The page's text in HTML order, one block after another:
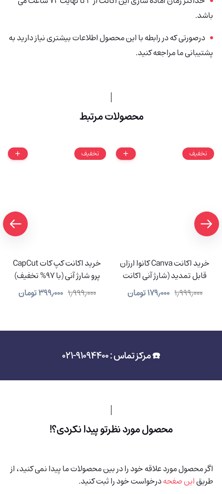
باشد.
درصورتی که در رابطه با این محصول اطلاعات بیشتری نیاز دارید به
پشتیبانی ما مراجعه کنید.
محصولات مرتبط
تخفیف
خرید اکانت Canva کانوا ارزان
قابل تمدید (شارژ آنی اکانت
شما) ۱٫۹۹۹٫۰۰۰ ۱۷۹٫۰۰۰تومان
تخفیف
خرید اکانت کپ کات CapCut
پرو شارژ آنی (با 97% تخفیف)
۱٫۹۹۹٫۰۰۰ ۳۹۹٫۰۰۰تومان
☎️ مرکز تماس : 91094400-021
محصول مورد نظرتو پیدا نکردی؟!
اگر محصول مورد علاقه خود را در بین محصولات ما پیدا نمی کنید، از
طریقاین صفحهدرخواست خود را ثبت کنید.